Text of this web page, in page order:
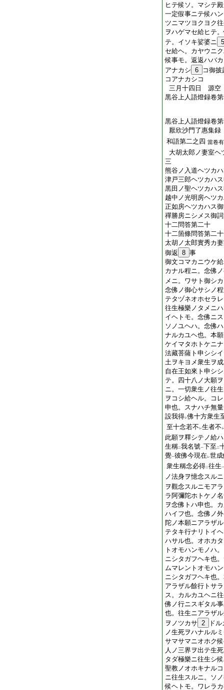
ヒテ候ソ。マシテ
一定假事ニテ候ハ
ツニマツヨクヨク
ヲハゲマセ給ヒテ
テ。イソキ娑婆ニ 5
セ給ヘ。カヤウニ
候事モ。返返ハバ
アナカシ 6
コ御
コアナカシコ
三月十四日 源空
黒谷上人語燈録卷
黒谷上人語燈録卷
厭欣沙門了惠集録
和語第二之四 當卷
大胡太郎ノ妻室ヘ
三
熊谷ノ入道ヘツカ
津戸三郎ヘツカハ
黒田ノ聖ヘツカハ
越中ノ光明房ヘツ
正如房ヘツカハス
禪勝房ニシメス御
十二問答第二十
十二箇條問答第二
太胡ノ太郎實秀カ
御返 8 事
御文コマカニウケ
カナル程ニ。念佛
メニ。ワサト御シ
念佛ノ御心サシノ
テタヅネオホセラ
往生極樂ノタメニ
イヘトモ。念佛ニ
ソノユヘハ。念佛
ナルカユヘ也。本
ケイマタホトケニ
法藏菩薩ト申シシ
土ヲキヨメ衆生ヲ
自在王如來ト申シ
テ。四十八ノ大願
ニ。一切衆生ノ往
ヲコシ給ヘル。コ
申也。スナハチ無
設我得レ佛十方衆生
至十念若不 レ生者不 レ
此願ヲ釋シテノ給
生稱二我名號一下至 二
覺一彼佛今現在レ世
衆生稱念必得二往生一
ノ法身ヲ憶念スル
ヲ觀念スルニモア
ラ阿彌陀ホトケノ
ヲ念佛トハ申也。
ハイフ也。念佛ノ
陀ノ本願ニアラザ
テタキ行ナリトイ
ハサル也。オホカ
トオモハンモノハ
ニシタガフヘキ也
ムマレントオモハ
ニシタガフヘキ也
アラザル餘行トサ
ス。カルカユヘニ
佛ノ行ニスギタル
也。往生ニアラザ
ヲノツカサ 2
ド
ノ生死ヲハナルル
サマサマニオホク
人ノ三界ヲ出テ生
タダ極樂ニ往生シ
聖教ノオホキナル
ニ往生スルニ。ソ
候ヘトモ。ワレラ